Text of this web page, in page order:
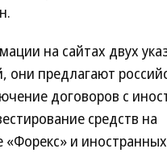
на сайтах двух
они предлагают
договоров с
средств на
и